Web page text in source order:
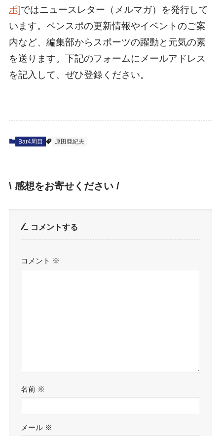
ポ]ではニュースレター（メルマガ）を発行して
います。ペンスポの更新情報やイベントのご案
内など、編集部からスポーツの躍動と元気の素
を送ります。下記のフォームにメールアドレス
を記入して、ぜひ登録ください。
Bar4周目 原田亜紀夫
\ 感想をお寄せください /
コメントする
コメント ※
名前 ※
メール ※